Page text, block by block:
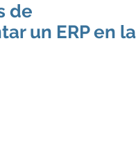
de
un ERP en la